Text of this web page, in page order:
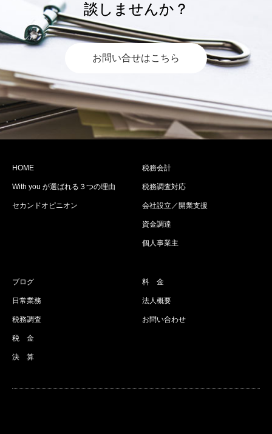
談しませんか？
お問い合せはこちら
HOME
With you が選ばれる３つの理由
セカンドオピニオン
税務会計
税務調査対応
会社設立／開業支援
資金調達
個人事業主
ブログ
日常業務
税務調査
税 金
決 算
料 金
法人概要
お問い合わせ